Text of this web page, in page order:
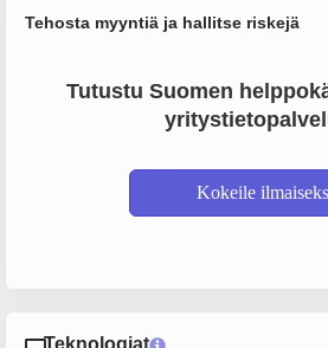
Tehosta myyntiä ja hallitse riskejä
Tutustu Suomen
Kokeile
Teknologiat